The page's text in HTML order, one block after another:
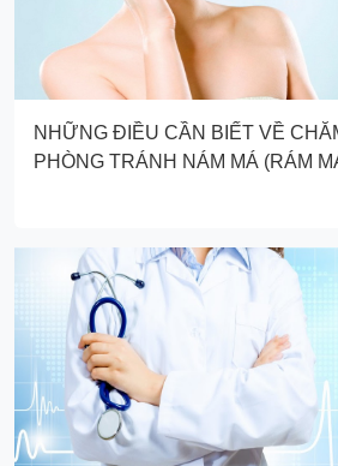
NHỮNG ĐIỀU CẦN BIẾT VỀ
PHÒNG TRÁNH NÁM MÁ (RÁM